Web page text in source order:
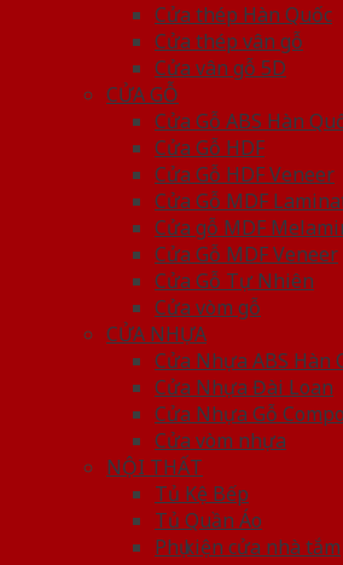
Cửa thép Hàn Quốc
Cửa thép vân gỗ
Cửa vân gỗ 5D
CỬA GỖ
Cửa Gỗ ABS Hàn
Cửa Gỗ HDF
Cửa Gỗ HDF Veneer
Cửa Gỗ MDF
Cửa gỗ MDF
Cửa Gỗ MDF Veneer
Cửa Gỗ Tự Nhiên
Cửa vòm gỗ
CỬA NHỰA
Cửa Nhựa ABS Hàn
Cửa Nhựa Đài Loan
Cửa Nhựa Gỗ
Cửa vòm nhựa
NỘI THẤT
Tủ Kệ Bếp
Tủ Quần Áo
Phụ kiện cửa nhà tắm